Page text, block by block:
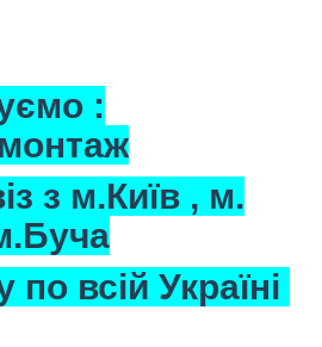
:
з м.Київ , м.
по всій Україні